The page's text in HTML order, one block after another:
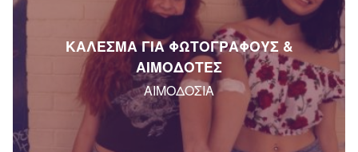
ΚΑΛΕΣΜΑ ΓΙΑ ΦΩΤΟΓΡΑΦΟΥΣ &
ΑΙΜΟΔΟΤΕΣ
ΑΙΜΟΔΟΣΙΑ